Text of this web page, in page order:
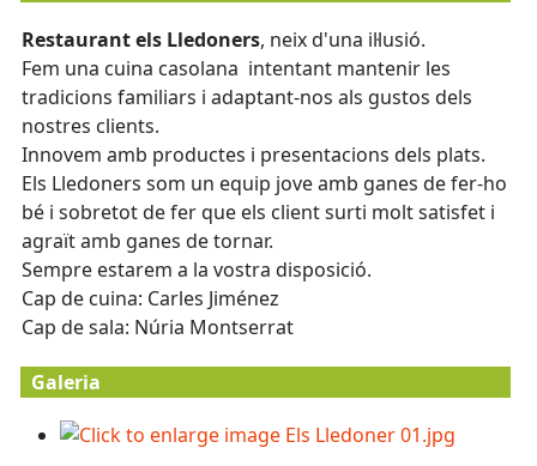
Restaurant els Lledoners, neix d'una il·lusió.
Fem una cuina casolana intentant mantenir les
tradicions familiars i adaptant-nos als gustos dels
nostres clients.
Innovem amb productes i presentacions dels plats.
Els Lledoners som un equip jove amb ganes de fer-ho
bé i sobretot de fer que els client surti molt satisfet i
agraït amb ganes de tornar.
Sempre estarem a la vostra disposició.
Cap de cuina: Carles Jiménez
Cap de sala: Núria Montserrat
Galeria